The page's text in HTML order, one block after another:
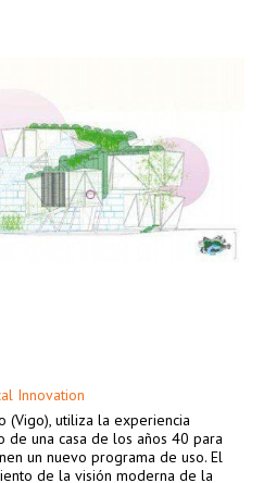
Innovation
(Vigo), utiliza la experiencia
de una casa de los años 40 para
un nuevo programa de uso. El
de la visión moderna de la